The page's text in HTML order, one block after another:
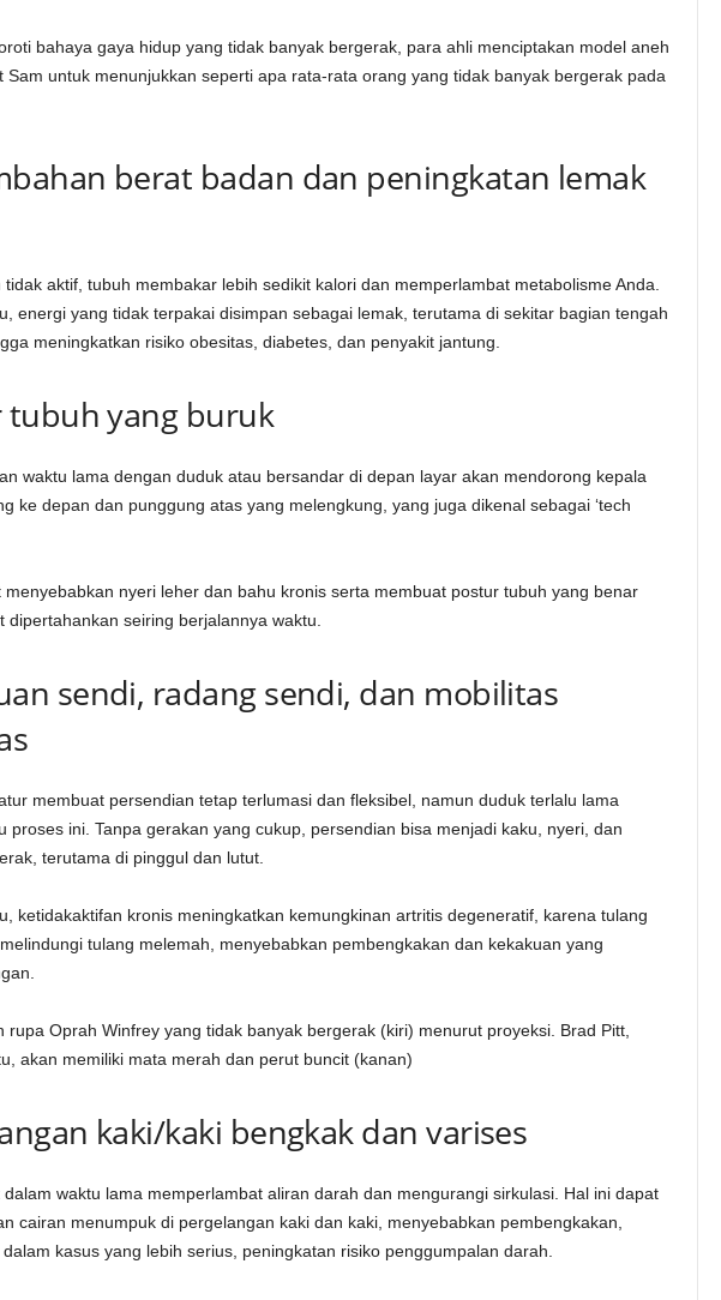
bahaya gaya hidup yang tidak banyak bergerak, para ahli menciptakan model aneh
Sam untuk menunjukkan seperti apa rata-rata orang yang tidak banyak bergerak pada
berat badan dan peningkatan lemak
tidak aktif, tubuh membakar lebih sedikit kalori dan memperlambat metabolisme Anda.
energi yang tidak terpakai disimpan sebagai lemak, terutama di sekitar bagian tengah
meningkatkan risiko obesitas, diabetes, dan penyakit jantung.
tubuh yang buruk
waktu lama dengan duduk atau bersandar di depan layar akan mendorong kepala
ke depan dan punggung atas yang melengkung, yang juga dikenal sebagai ‘tech
menyebabkan nyeri leher dan bahu kronis serta membuat postur tubuh yang benar
dipertahankan seiring berjalannya waktu.
sendi, radang sendi, dan mobilitas
membuat persendian tetap terlumasi dan fleksibel, namun duduk terlalu lama
proses ini. Tanpa gerakan yang cukup, persendian bisa menjadi kaku, nyeri, dan
terutama di pinggul dan lutut.
ketidakaktifan kronis meningkatkan kemungkinan artritis degeneratif, karena tulang
tulang melemah, menyebabkan pembengkakan dan kekakuan yang
rupa Oprah Winfrey yang tidak banyak bergerak (kiri) menurut proyeksi. Brad Pitt,
akan memiliki mata merah dan perut buncit (kanan)
kaki/kaki bengkak dan varises
dalam waktu lama memperlambat aliran darah dan mengurangi sirkulasi. Hal ini dapat
cairan menumpuk di pergelangan kaki dan kaki, menyebabkan pembengkakan,
kasus yang lebih serius, peningkatan risiko penggumpalan darah.